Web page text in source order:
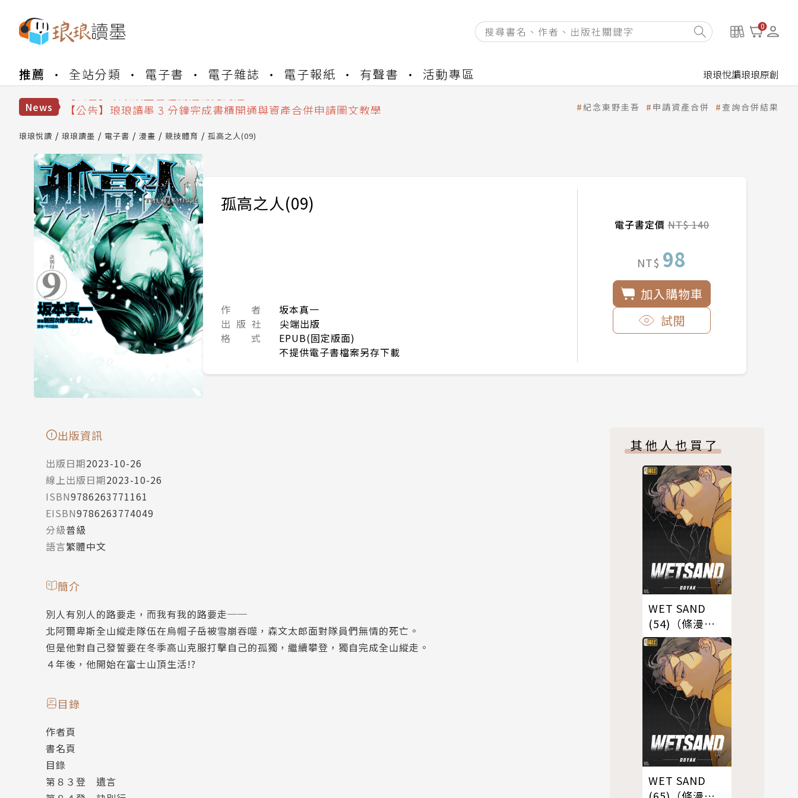
0
推薦 全站分類 電子書 電子雜誌 電子報紙 有聲書 活動專區 琅琅悅讀琅琅原創
News
【公告】琅琅讀墨數位閱讀資產合併與書櫃開通申請
【公告】琅琅讀墨 3 分鐘完成書櫃開通與資產合併申請圖文教學
【公告】琅琅讀墨數位閱讀資產合併與書櫃開通申請
紀念東野圭吾 申請資產合併 查詢合併結果
琅琅悅讀 琅琅讀墨 電子書 漫畫 競技體育 孤高之人(09)
孤高之人(09)
作 者
坂本真一
出 版 社
尖端出版
格 式
EPUB(固定版面)
不提供電子書檔案另存下載
電子書定價NT$ 140
NT$ 98
加入購物車
試閱
出版資訊
出版日期2023-10-26
線上出版日期2023-10-26
ISBN9786263771161
EISBN9786263774049
分級普級
語言繁體中文
簡介
別人有別人的路要走，而我有我的路要走──
北阿爾卑斯全山縱走隊伍在烏帽子岳被雪崩吞噬，森文太郎面對隊員們無情的死亡。
但是他對自己發誓要在冬季高山克服打擊自己的孤獨，繼續攀登，獨自完成全山縱走。
４年後，他開始在富士山頂生活!?
目錄
作者頁
書名頁
目錄
第８３登 遺言
其他人也買了
WET SAND
(54)（條漫
版）
WET SAND